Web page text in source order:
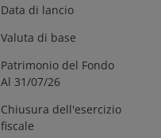
Data di lancio
Valuta di base
Patrimonio del Fondo
Al 31/07/26
Chiusura dell'esercizio
fiscale